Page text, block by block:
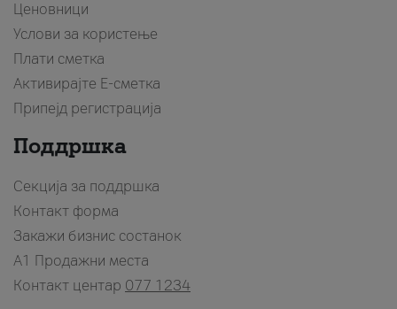
Ценовници
Услови за користење
Плати сметка
Активирајте Е-сметка
Припејд регистрација
Поддршка
Секција за поддршка
Контакт форма
Закажи бизнис состанок
A1 Продажни места
Контакт центар 077 1234